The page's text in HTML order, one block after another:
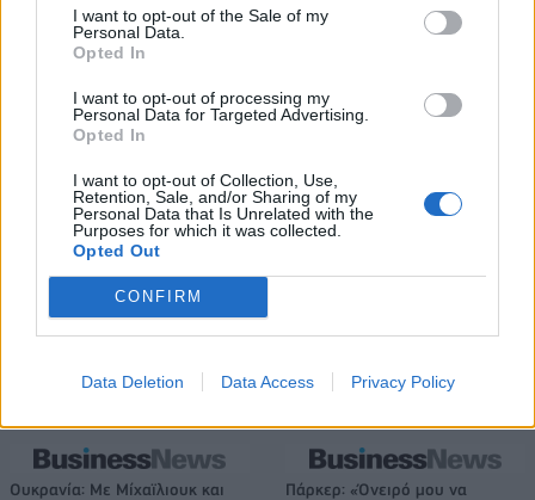
I want to opt-out of the Sale of my
Personal Data.
Opted In
I want to opt-out of processing my
Personal Data for Targeted Advertising.
Opted In
I want to opt-out of Collection, Use,
Retention, Sale, and/or Sharing of my
Personal Data that Is Unrelated with the
Purposes for which it was collected.
Opted Out
CONFIRM
Data Deletion Data Access Privacy Policy
Ξεκίνησε το πενταετές
πρόγραμμα ενίσχυσης του
στήριξης- Κάλυψη εισφορών
ΕΔΟΕΑΠ
IAB Hellas: Νέα Διοικούσα Επιτροπή και νέο Διοικητικό Συμβούλιο -
Πρόεδρος ο Γαληνός Γιαγλής
Νέο Audi A2 e-tron με στόχο
την κορυφή της
αποδοτικότητας
Το FIAT 500 Hybrid τώρα από 18.990 ευρώ
Ουκρανία: Με Μίχαϊλιουκ και
Πάρκερ: «Όνειρό μου να